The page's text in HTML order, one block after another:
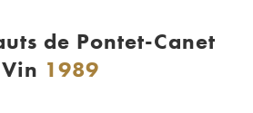
de Pontet-Canet
1989